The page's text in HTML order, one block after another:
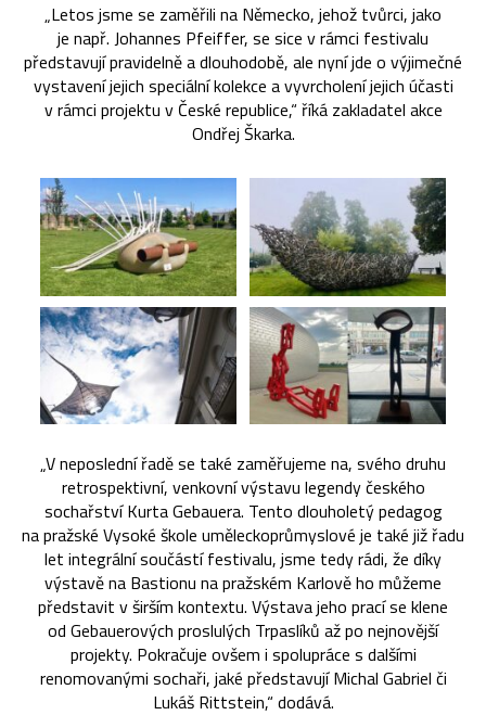
„Letos jsme se zaměřili na Německo, jehož tvůrci, jako
je např. Johannes Pfeiffer, se sice v rámci festivalu
představují pravidelně a dlouhodobě, ale nyní jde o výjimečné
vystavení jejich speciální kolekce a vyvrcholení jejich účasti
v rámci projektu v České republice,“ říká zakladatel akce
Ondřej Škarka.
„V neposlední řadě se také zaměřujeme na, svého druhu
retrospektivní, venkovní výstavu legendy českého
sochařství Kurta Gebauera. Tento dlouholetý pedagog
na pražské Vysoké škole uměleckoprůmyslové je také již řadu
let integrální součástí festivalu, jsme tedy rádi, že díky
výstavě na Bastionu na pražském Karlově ho můžeme
představit v širším kontextu. Výstava jeho prací se klene
od Gebauerových proslulých Trpaslíků až po nejnovější
projekty. Pokračuje ovšem i spolupráce s dalšími
renomovanými sochaři, jaké představují Michal Gabriel či
Lukáš Rittstein,“ dodává.